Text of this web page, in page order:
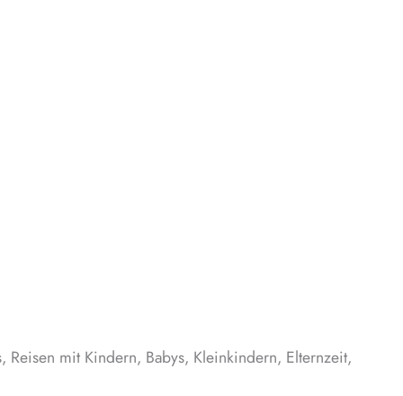
Reisen mit Kindern, Babys, Kleinkindern, Elternzeit,